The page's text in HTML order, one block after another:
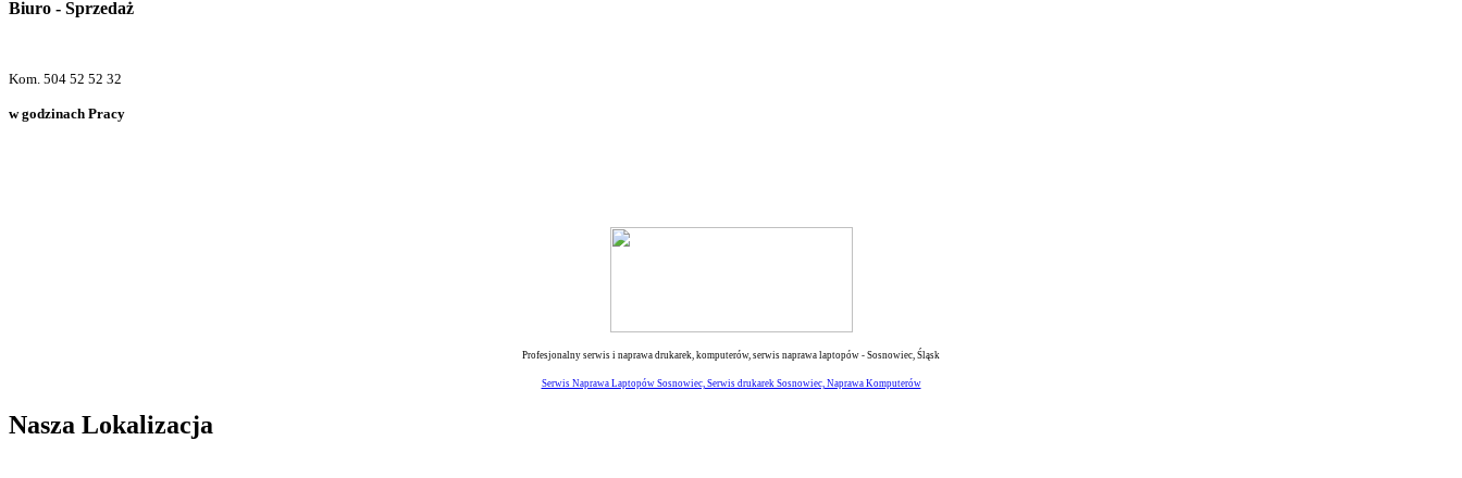
Biuro - Sprzedaż
Kom. 504 52 52 32
w godzinach Pracy
Profesjonalny serwis i naprawa drukarek, komputerów, serwis naprawa laptopów - Sosnowiec, Śląsk
Serwis Naprawa Laptopów Sosnowiec, Serwis drukarek Sosnowiec, Naprawa Komputerów
Nasza Lokalizacja